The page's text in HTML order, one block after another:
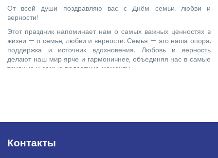
От всей души поздравляю вас с Днём семьи, любви и
верности!
Этот праздник напоминает нам о самых важных ценностях в
жизни — о семье, любви и верности. Семья — это наша опора,
поддержка и источник вдохновения. Любовь и верность
делают наш мир ярче и гармоничнее, объединяя нас в самые
трудные и самые радостные моменты.
Контакты